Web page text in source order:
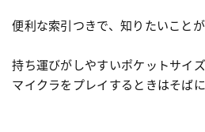
便利な索引つきで、知りたいこと
持ち運びがしやすいポケットサイズ
マイクラをプレイするときはそば